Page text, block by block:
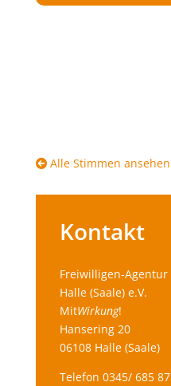
Alle Stimmen ansehen
Kontakt
Freiwilligen-Agentur
Halle (Saale) e.V.
MitWirkung!
Hansering 20
06108 Halle (Saale)
Telefon 0345/ 685